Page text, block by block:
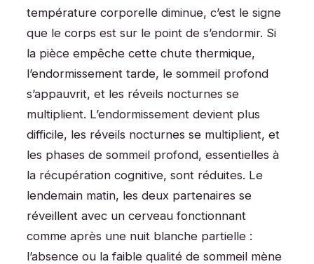
température corporelle diminue, c’est le signe
que le corps est sur le point de s’endormir. Si
la pièce empêche cette chute thermique,
l’endormissement tarde, le sommeil profond
s’appauvrit, et les réveils nocturnes se
multiplient. L’endormissement devient plus
difficile, les réveils nocturnes se multiplient, et
les phases de sommeil profond, essentielles à
la récupération cognitive, sont réduites. Le
lendemain matin, les deux partenaires se
réveillent avec un cerveau fonctionnant
comme après une nuit blanche partielle :
l’absence ou la faible qualité de sommeil mène